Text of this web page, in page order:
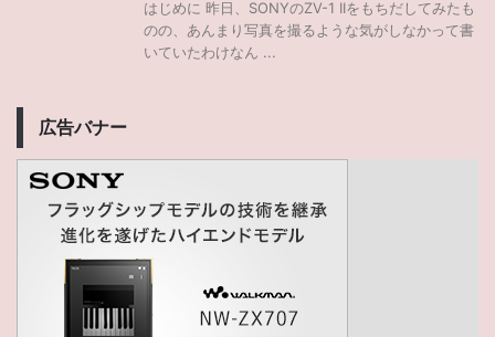
はじめに 昨日、SONYのZV-1 IIをもちだしてみたも
のの、あんまり写真を撮るような気がしなかって書
いていたわけなん ...
広告バナー